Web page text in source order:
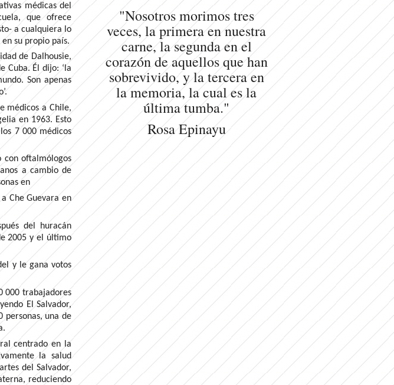
médicas del
que ofrece
a cualquiera lo
su propio país.
de Dalhousie,
Cuba. Él dijo: ‘la
Son apenas
médicos a Chile,
en 1963. Esto
7 000 médicos
con oftalmólogos
a cambio de
en
Che Guevara en
del huracán
2005 y el último
y le gana votos
000 trabajadores
El Salvador,
personas, una de
centrado en la
la salud
del Salvador,
reduciendo
"Nosotros morimos tres
veces, la primera en nuestra
carne, la segunda en el
corazón de aquellos que han
sobrevivido, y la tercera en
la memoria, la cual es la
última tumba."
Rosa Epinayu